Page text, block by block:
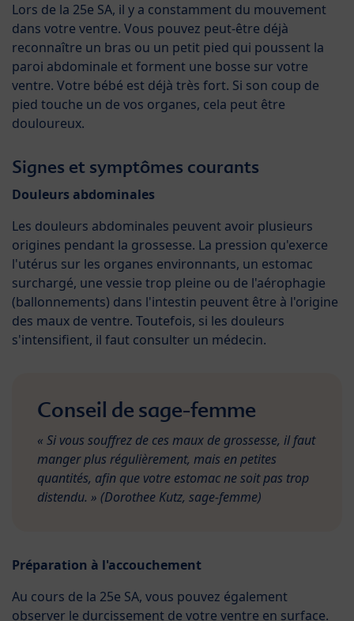
Lors de la 25e SA, il y a constamment du mouvement
dans votre ventre. Vous pouvez peut-être déjà
reconnaître un bras ou un petit pied qui poussent la
paroi abdominale et forment une bosse sur votre
ventre. Votre bébé est déjà très fort. Si son coup de
pied touche un de vos organes, cela peut être
douloureux.
Signes et symptômes courants
Douleurs abdominales
Les douleurs abdominales peuvent avoir plusieurs
origines pendant la grossesse. La pression qu'exerce
l'utérus sur les organes environnants, un estomac
surchargé, une vessie trop pleine ou de l'aérophagie
(ballonnements) dans l'intestin peuvent être à l'origine
des maux de ventre. Toutefois, si les douleurs
s'intensifient, il faut consulter un médecin.
Conseil de sage-femme
« Si vous souffrez de ces maux de grossesse, il faut
manger plus régulièrement, mais en petites
quantités, afin que votre estomac ne soit pas trop
distendu. » (Dorothee Kutz, sage-femme)
Préparation à l'accouchement
Au cours de la 25e SA, vous pouvez également
observer le durcissement de votre ventre en surface.